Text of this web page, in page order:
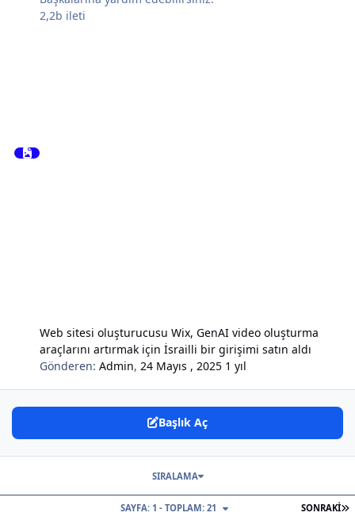
2,2b ileti
Web sitesi oluşturucusu Wix, GenAI video oluşturma
araçlarını artırmak için İsrailli bir girişimi satın aldı
Gönderen:Admin,24 Mayıs , 2025 1 yıl
Başlık Aç
SONRAKI
SAYFA: 1 - TOPLAM: 21
SIRALAMA